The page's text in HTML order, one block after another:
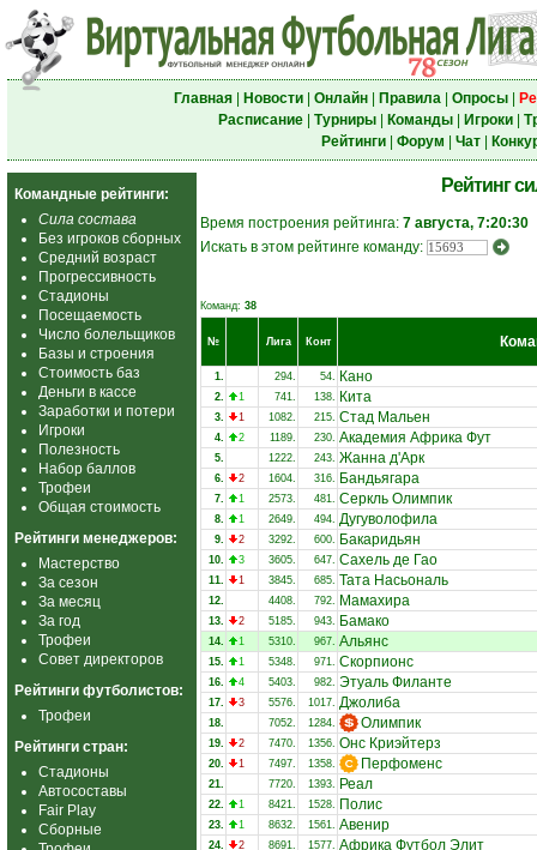
Главная| Новости| Онлайн| Правила| Опросы|
Расписание| Турниры| Команды| Игроки|
Рейтинги| Форум Чат|
Командные рейтинги:
Сила состава
Без игроков сборных
Средний возраст
Прогрессивность
Стадионы
Посещаемость
Число болельщиков
Базы и строения
Стоимость баз
Деньги в кассе
Заработки и потери
Игроки
Полезность
Набор баллов
Трофеи
Общая стоимость
Рейтинги менеджеров:
Мастерство
За сезон
За месяц
За год
Трофеи
Совет директоров
Рейтинги футболистов:
Трофеи
Рейтинги стран:
Стадионы
Автосоставы
Fair Play
Сборные
Рейтинг
Время построения рейтинга: 7 августа, 7:20:30
Искать в этом рейтинге команду:
Команд: 38
№ Лига Конт
1. 294. 54. Кано
2. 1 741. 138. Кита
3. 1 1082. 215. Стад Мальен
4. 2 1189. 230. Академия Африка Фут
5. 1222. 243. Жанна д'Арк
6. 2 1604. 316. Бандьягара
7. 1 2573. 481. Серкль Олимпик
8. 1 2649. 494. Дугуволофила
9. 2 3292. 600. Бакаридьян
10. 3 3605. 647. Сахель де Гао
11. 1 3845. 685. Тата Насьональ
12. 4408. 792. Мамахира
13. 2 5185. 943. Бамако
14. 1 5310. 967. Альянс
15. 1 5348. 971. Скорпионс
16. 4 5403. 982. Этуаль Филанте
17. 3 5576. 1017. Джолиба
18. 7052. 1284. Олимпик
19. 2 7470. 1356. Онс Криэйтерз
20. 1 7497. 1358. Перфоменс
21. 7720. 1393. Реал
22. 1 8421. 1528. Полис
23. 1 8632. 1561. Авенир
24. 2 8691. 1577. Африка Футбол Элит